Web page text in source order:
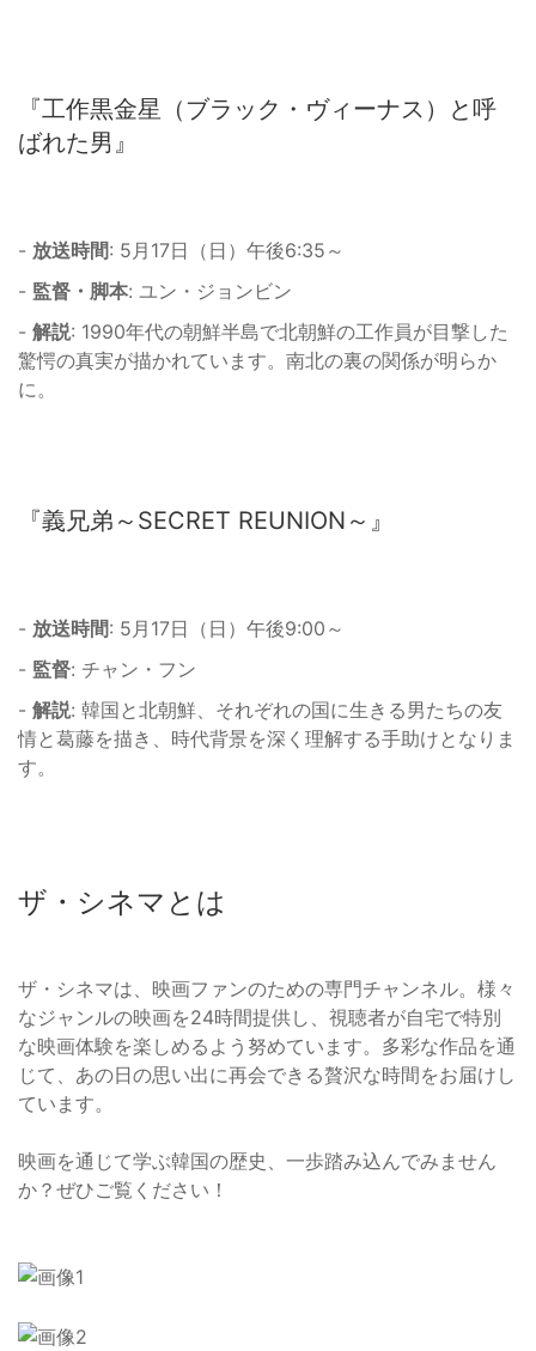
『工作黒金星（ブラック・ヴィーナス）と呼
ばれた男』
- 放送時間: 5月17日（日）午後6:35～
- 監督・脚本: ユン・ジョンビン
- 解説: 1990年代の朝鮮半島で北朝鮮の工作員が目撃した
驚愕の真実が描かれています。南北の裏の関係が明らか
に。
『義兄弟～SECRET REUNION～』
- 放送時間: 5月17日（日）午後9:00～
- 監督: チャン・フン
- 解説: 韓国と北朝鮮、それぞれの国に生きる男たちの友
情と葛藤を描き、時代背景を深く理解する手助けとなりま
す。
ザ・シネマとは
ザ・シネマは、映画ファンのための専門チャンネル。様々
なジャンルの映画を24時間提供し、視聴者が自宅で特別
な映画体験を楽しめるよう努めています。多彩な作品を通
じて、あの日の思い出に再会できる贅沢な時間をお届けし
ています。
映画を通じて学ぶ韓国の歴史、一歩踏み込んでみません
か？ぜひご覧ください！